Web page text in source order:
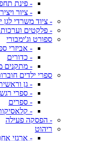
- פינת
- ציור
- ציוד משרדי לגן
- פלקטים
ספורט וג'ימבורי
- אביזרי
- כדורים
- מתקנים
ספרי ילדים
- גן
- ספרי
- ספרים
-
- הפסקה פעילה
ריהוט
- ארגזי